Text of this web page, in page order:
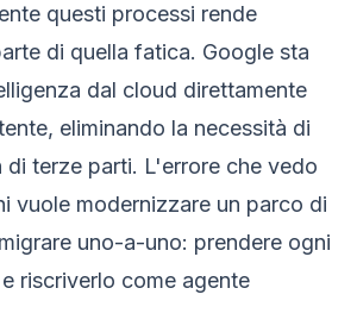
questi processi rende
di quella fatica. Google sta
dal cloud direttamente
eliminando la necessità di
di terze parti. L'errore che vedo
vuole modernizzare un parco di
uno-a-uno: prendere ogni
riscriverlo come agente